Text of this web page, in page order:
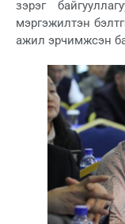
зэрэг
мэргэжилтэн
ажил эрчимжсэн